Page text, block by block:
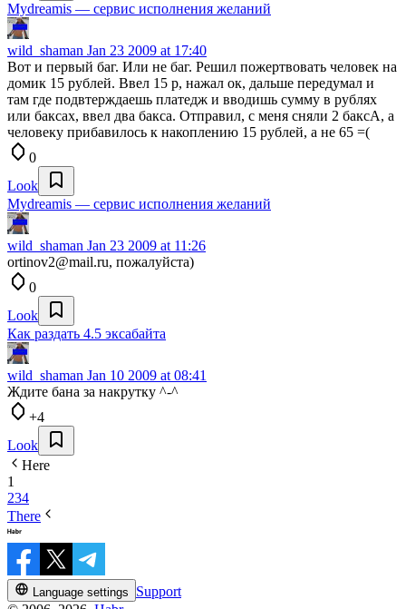
Mydreamis — сервис исполнения желаний
wild_shaman Jan 23 2009 at 17:40
Вот и первый баг. Или не баг. Решил пожертвовать человек на
домик 15 рублей. Ввел 15 р, нажал ок, дальше передумал и
там где подвтерждаешь платедж и вводишь сумму в рублях
или баксах, ввел два бакса. Отправил, с меня сняли 2 баксА, а
человеку прибавилось к накоплению 15 рублей, а не 65 =(
0
Look
Mydreamis — сервис исполнения желаний
wild_shaman Jan 23 2009 at 11:26
ortinov2@mail.ru, пожалуйста)
0
Look
Как раздать 4.5 эксабайта
wild_shaman Jan 10 2009 at 08:41
Ждите бана за накрутку ^-^
+4
Look
Here
1
234
There
Language settings
Support